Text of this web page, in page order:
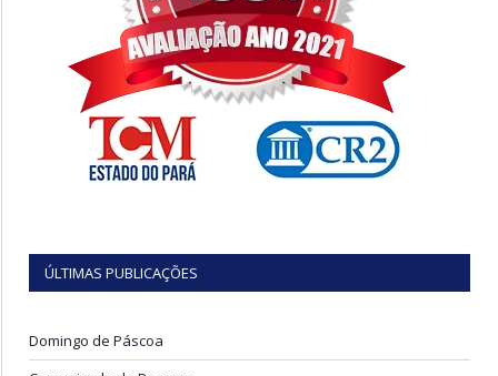
ÚLTIMAS PUBLICAÇÕES
Domingo de Páscoa